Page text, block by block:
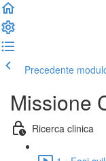
Precedente
Missione
Ricerca clinica